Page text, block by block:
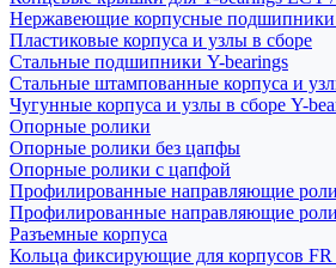
Нержавеющие корпусные подшипники
Пластиковые корпуса и узлы в сборе
Стальные подшипники Y-bearings
Стальные штампованные корпуса и
Чугунные корпуса и узлы в сборе Y-
Опорные ролики
Опорные ролики без цапфы
Опорные ролики с цапфой
Профилированные направляющие
Профилированные направляющие
Разъемные корпуса
Кольца фиксирующие для корпусов FR